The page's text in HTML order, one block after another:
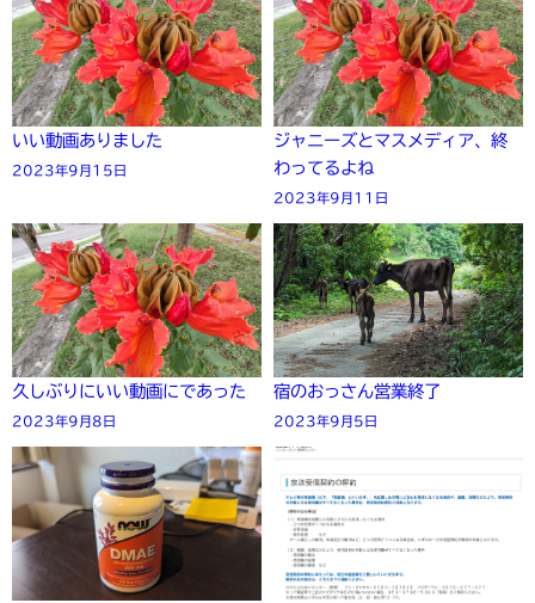
いい動画ありました
2023年9月15日
ジャニーズとマスメディア、終
わってるよね
2023年9月11日
久しぶりにいい動画にであった
2023年9月8日
宿のおっさん営業終了
2023年9月5日